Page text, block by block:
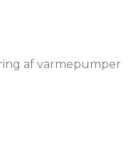
af varmepumper